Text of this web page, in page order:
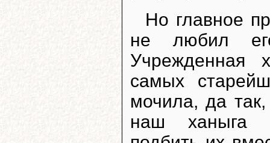
Но главное
не любил
Учрежденная
самых
мочила, да
наш ханыга